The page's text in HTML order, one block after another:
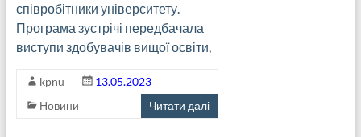
співробітники університету.
Програма зустрічі передбачала
виступи здобувачів вищої освіти,
kpnu
13.05.2023
Новини
Читати далі